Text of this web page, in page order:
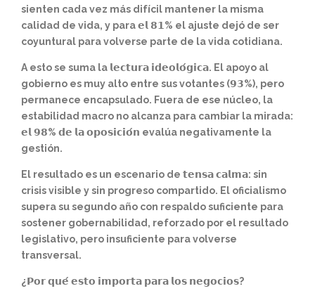
sienten cada vez más difícil mantener la misma
calidad de vida, y para 𝗲𝗹 𝟴𝟭% el ajuste dejó de ser
coyuntural para volverse parte de la vida cotidiana.
A esto se suma la 𝗹𝗲𝗰𝘁𝘂𝗿𝗮 𝗶𝗱𝗲𝗼𝗹𝗼́𝗴𝗶𝗰𝗮. El apoyo al
gobierno es muy alto entre sus votantes (𝟵𝟯%), pero
permanece encapsulado. Fuera de ese núcleo, la
estabilidad macro no alcanza para cambiar la mirada:
𝗲𝗹 𝟵𝟴% 𝗱𝗲 𝗹𝗮 𝗼𝗽𝗼𝘀𝗶𝗰𝗶𝗼́𝗻 evalúa negativamente la
gestión.
El resultado es un escenario de 𝘁𝗲𝗻𝘀𝗮 𝗰𝗮𝗹𝗺𝗮: sin
crisis visible y sin progreso compartido. El oficialismo
supera su segundo año con respaldo suficiente para
sostener gobernabilidad, reforzado por el resultado
legislativo, pero insuficiente para volverse
transversal.
¿𝗣𝗼𝗿 𝗾𝘂𝗲́ 𝗲𝘀𝘁𝗼 𝗶𝗺𝗽𝗼𝗿𝘁𝗮 𝗽𝗮𝗿𝗮 𝗹𝗼𝘀 𝗻𝗲𝗴𝗼𝗰𝗶𝗼𝘀?